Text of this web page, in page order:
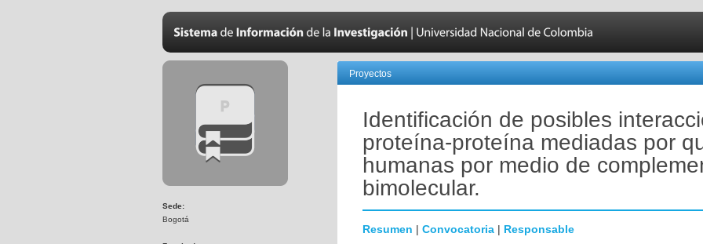
Sede:
Bogotá
Proyectos
Identificación de posibles
proteína-proteína mediadas por
humanas por medio de
bimolecular.
Resumen | Convocatoria | Responsable